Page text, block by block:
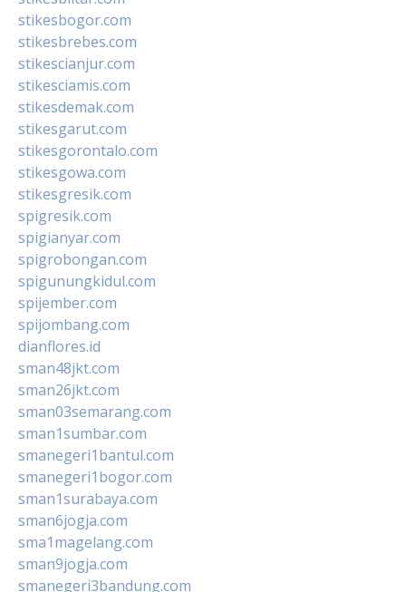
stikesbogor.com
stikesbrebes.com
stikescianjur.com
stikesciamis.com
stikesdemak.com
stikesgarut.com
stikesgorontalo.com
stikesgowa.com
stikesgresik.com
spigresik.com
spigianyar.com
spigrobongan.com
spigunungkidul.com
spijember.com
spijombang.com
dianflores.id
sman48jkt.com
sman26jkt.com
sman03semarang.com
sman1sumbar.com
smanegeri1bantul.com
smanegeri1bogor.com
sman1surabaya.com
sman6jogja.com
sma1magelang.com
sman9jogja.com
smanegeri3bandung.com